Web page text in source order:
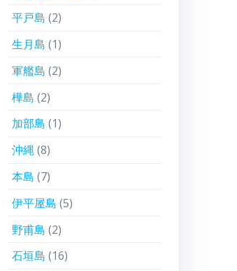
平戸島 (2)
生月島 (1)
軍艦島 (2)
樺島 (2)
加部島 (1)
沖縄(8)
本島 (7)
伊平屋島 (5)
野甫島 (2)
石垣島 (16)